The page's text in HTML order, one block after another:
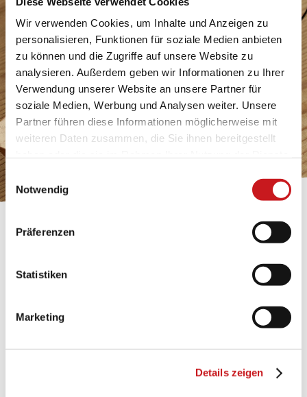
Wir verwenden Cookies, um Inhalte und Anzeigen zu
personalisieren, Funktionen für soziale Medien anbieten
zu können und die Zugriffe auf unsere Website zu
analysieren. Außerdem geben wir Informationen zu Ihrer
Verwendung unserer Website an unsere Partner für
soziale Medien, Werbung und Analysen weiter. Unsere
Partner führen diese Informationen möglicherweise mit
weiteren Daten zusammen, die Sie ihnen bereitgestellt
Datenschutzhinweisen
mehr darüber, wer wir sind, wie
personenbezogene Daten verarbeiten. Hier geht’s zum
Impressum.
Einwilligungsauswahl
Notwendig
Präferenzen
Statistiken
Marketing
Details zeigen